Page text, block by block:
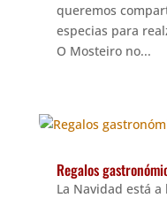
queremos
especias para
O Mosteiro no...
Regalos
La Navidad está